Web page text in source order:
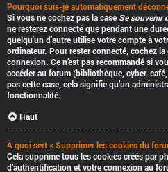
Pourquoi suis-je automatiquement
Si vous ne cochez pas la case Se souvenir
ne resterez connecté que pendant une
quelqu’un d’autre utilise votre compte à
ordinateur. Pour rester connecté, cochez la
connexion. Ce n’est pas recommandé si
accéder au forum (bibliothèque, cyber-
pas cette case, cela signifie qu’un
fonctionnalité.
Haut
À quoi sert « Supprimer les cookies du
Cela supprime tous les cookies créés par
d’authentification et votre connexion au